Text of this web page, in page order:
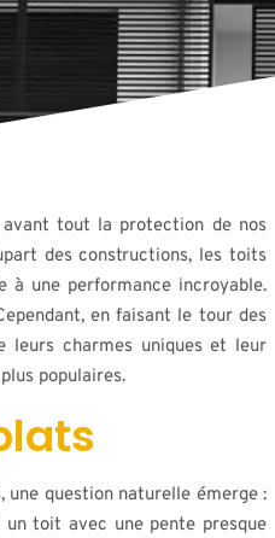
tout la protection de nos
des constructions, les toits
à une performance incroyable.
en faisant le tour des
leurs charmes uniques et leur
populaires.
question naturelle émerge :
un toit avec une pente presque